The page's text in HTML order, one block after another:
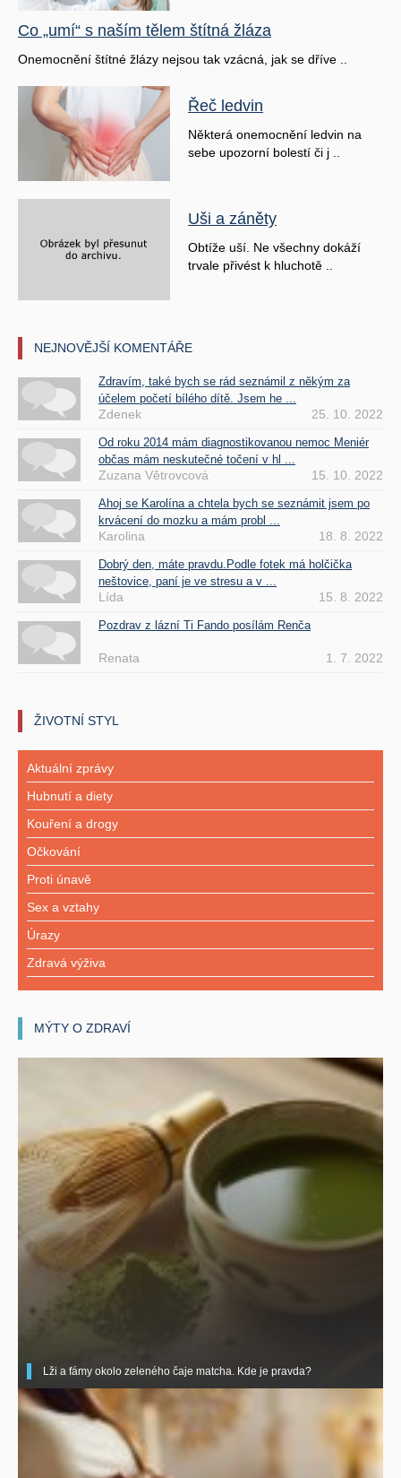
Co „umí“ s naším tělem štítná žláza
Onemocnění štítné žlázy nejsou tak vzácná, jak se dříve ..
Řeč ledvin
Některá onemocnění ledvin na
sebe upozorní bolestí či j ..
Uši a záněty
Obtíže uší. Ne všechny dokáží
trvale přivést k hluchotě ..
NEJNOVĚJŠÍ KOMENTÁŘE
Zdravím, také bych se rád seznámil z někým za
účelem početí bílého dítě. Jsem he ...
Zdenek 25. 10. 2022
Od roku 2014 mám diagnostikovanou nemoc Meniér
občas mám neskutečné točení v hl ...
Zuzana Větrovcová 15. 10. 2022
Ahoj se Karolína a chtela bych se seznámit jsem po
krvácení do mozku a mám probl ...
Karolina 18. 8. 2022
Dobrý den, máte pravdu.Podle fotek má holčička
neštovice, paní je ve stresu a v ...
Lída 15. 8. 2022
Pozdrav z lázní Ti Fando posílám Renča
Renata 1. 7. 2022
ŽIVOTNÍ STYL
Aktuální zprávy
Hubnutí a diety
Kouření a drogy
Očkování
Proti únavě
Sex a vztahy
Úrazy
Zdravá výživa
MÝTY O ZDRAVÍ
Lži a fámy okolo zeleného čaje matcha. Kde je pravda?